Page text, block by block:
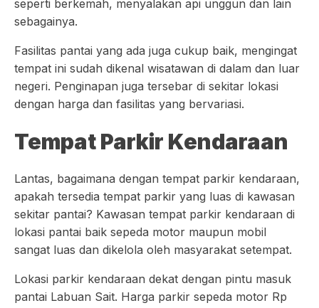
seperti berkemah, menyalakan api unggun dan lain
sebagainya.
Fasilitas pantai yang ada juga cukup baik, mengingat
tempat ini sudah dikenal wisatawan di dalam dan luar
negeri. Penginapan juga tersebar di sekitar lokasi
dengan harga dan fasilitas yang bervariasi.
Tempat Parkir Kendaraan
Lantas, bagaimana dengan tempat parkir kendaraan,
apakah tersedia tempat parkir yang luas di kawasan
sekitar pantai? Kawasan tempat parkir kendaraan di
lokasi pantai baik sepeda motor maupun mobil
sangat luas dan dikelola oleh masyarakat setempat.
Lokasi parkir kendaraan dekat dengan pintu masuk
pantai Labuan Sait. Harga parkir sepeda motor Rp